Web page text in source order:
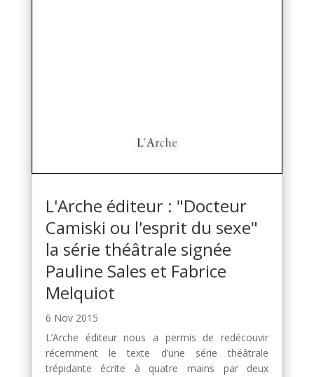
L'Arche éditeur : "Docteur
Camiski ou l'esprit du sexe"
la série théâtrale signée
Pauline Sales et Fabrice
Melquiot
6 Nov 2015
L’Arche éditeur nous a permis de redécouvir
récemment le texte d’une série théâtrale
trépidante écrite à quatre mains par deux